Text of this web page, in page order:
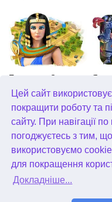
Цей сайт
покращити роботу та
сайту. При навігації
погоджуєтесь з тим,
використовуємо
для покращення
Докладніше...
закритій зустрічі, де на
Спіймайте за хвіст свій
розваг!
Шукачі скарбів. Сніжна королева. колекційне видання